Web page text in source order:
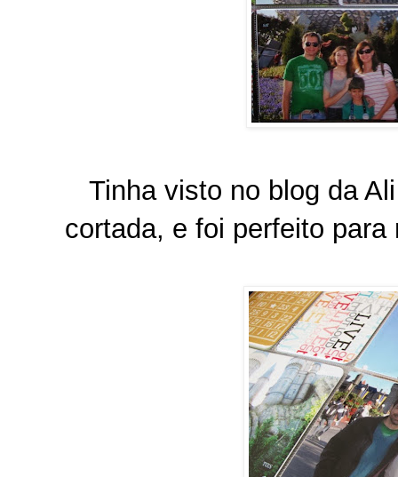
Tinha visto no blog da
cortada, e foi perfeito